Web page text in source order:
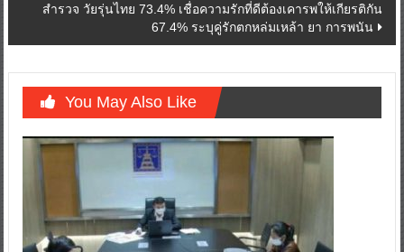
สำรวจ วัยรุ่นไทย 73.4% เชื่อความรักที่ดีต้องเคารพให้เกียรติกัน
67.4% ระบุคู่รักตกหล่มเหล้า ยา การพนัน
You May Also Like